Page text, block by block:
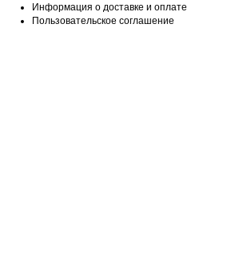
Информация о доставке и оплате
Пользовательское соглашение